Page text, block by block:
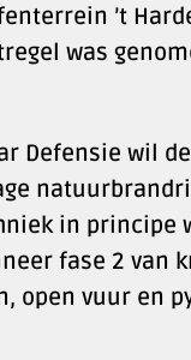
’t
was
Defensie wil
in principe
fase 2
open vuur en